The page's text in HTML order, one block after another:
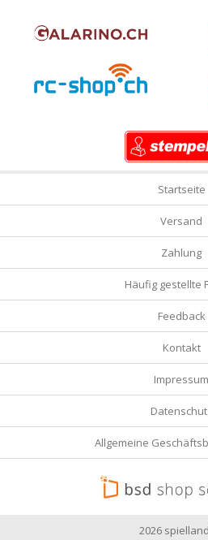
Startseite
Versand
Zahlung
Häufig gestellte
Feedback
Kontakt
Impressum
Allgemeine
2026